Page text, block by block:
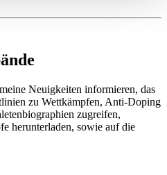
Neuigkeiten informieren, das
zu Wettkämpfen, Anti-Doping
zugreifen,
herunterladen, sowie auf die